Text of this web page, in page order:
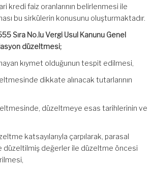
kredi faiz oranlarının belirlenmesi ile
bu sirkülerin konusunu oluşturmaktadır.
Sıra No.lu Vergi Usul Kanunu Genel
düzeltmesi;
kıymet olduğunun tespit edilmesi,
dikkate alınacak tutarlarının
düzeltmeye esas tarihlerinin ve
katsayılarıyla çarpılarak, parasal
düzeltilmiş değerler ile düzeltme öncesi